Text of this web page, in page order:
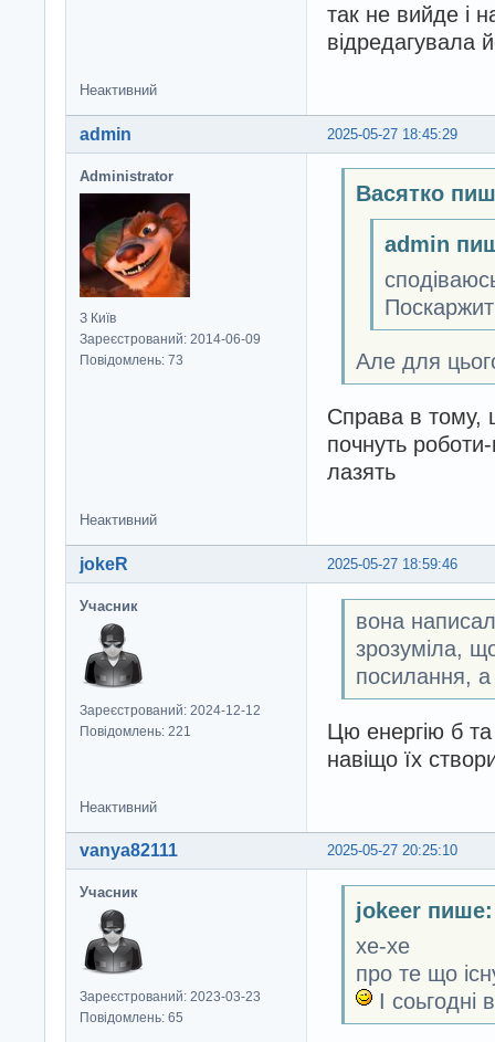
так не вийде і
відредагувала
Неактивний
2025-05-27 18:45:29
admin
Administrator
З Київ
Зареєстрований: 2014-06-09
Повідомлень: 73
Васятко
admin
Але для
Справа в тому,
почнуть
лазять
Неактивний
2025-05-27 18:59:46
jokeR
Учасник
Зареєстрований: 2024-12-12
Повідомлень: 221
вона
зрозуміла,
посилання, а
Цю енергію б
навіщо їх
Неактивний
2025-05-27 20:25:10
vanya82111
Учасник
Зареєстрований: 2023-03-23
Повідомлень: 65
jokeer пише:
хе-хе
про те що
І соьгодні